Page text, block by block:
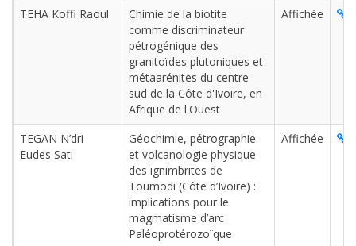
TEHA Koffi Raoul
Chimie de la biotite
comme discriminateur
pétrogénique des
granitoïdes plutoniques et
métaarénites du centre-
sud de la Côte d'Ivoire, en
Afrique de l'Ouest
Affichée
TEGAN N’dri
Eudes Sati
Géochimie, pétrographie
et volcanologie physique
des ignimbrites de
Toumodi (Côte d’Ivoire) :
implications pour le
magmatisme d’arc
Paléoprotérozoïque
Affichée